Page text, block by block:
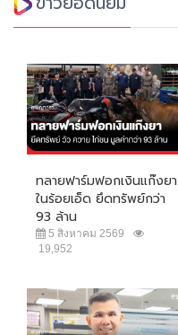
ทลายฟาร์มฟอกเงินแก๊งยา
ในร้อยเอ็ด ยึดทรัพย์กว่า
93 ล้าน
5 สิงหาคม 2569
19,952